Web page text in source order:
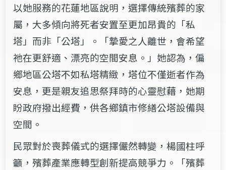
以她服務的花蓮地區說明，選擇傳統殯葬的家
屬，大多傾向將死者安置至更加昂貴的「私
塔」而非「公塔」。「摯愛之人離世，會希望
祂在更舒適、漂亮的空間安息。」她認為，偏
鄉地區公塔不如私塔精緻，塔位不僅逝者作為
安息，更是親友追思祭拜時的心靈慰藉，她期
盼政府撥出經費，供各鄉鎮市修繕公塔設備與
空間。
民眾對於喪葬儀式的選擇儼然轉變，楊國柱呼
籲，殯葬產業應轉型創新提高競爭力。「殯葬